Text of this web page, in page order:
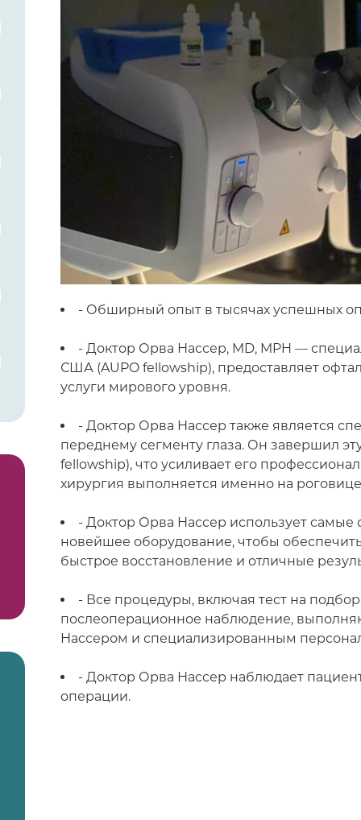
- Обширный опыт в тысячах успешных
- Доктор Орва Нассер, MD, MPH —
США (AUPO fellowship), предоставляет
услуги мирового уровня.
- Доктор Орва Нассер также является
переднему сегменту глаза. Он завершил
fellowship), что усиливает его
хирургия выполняется именно на
- Доктор Орва Нассер использует
новейшее оборудование, чтобы
быстрое восстановление и отличные
- Все процедуры, включая тест на
послеоперационное наблюдение,
Нассером и специализированным
- Доктор Орва Нассер наблюдает
операции.